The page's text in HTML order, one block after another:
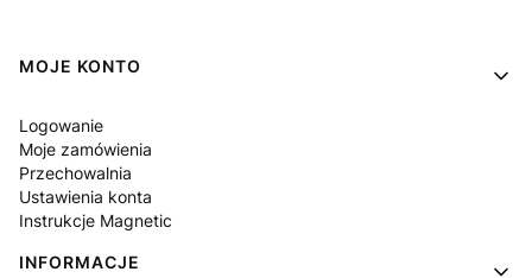
Linki w stopce
MOJE KONTO
Logowanie
Moje zamówienia
Przechowalnia
Ustawienia konta
Instrukcje Magnetic
INFORMACJE